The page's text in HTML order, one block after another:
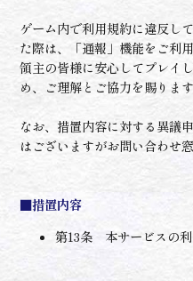
ゲーム内で利用規約に違反し
た際は、「通報」機能をご利用
領主の皆様に安心してプレイ
め、ご理解とご協力を賜りま
なお、措置内容に対する異議
はございますがお問い合わせ
■措置内容
第13条 本サービスの